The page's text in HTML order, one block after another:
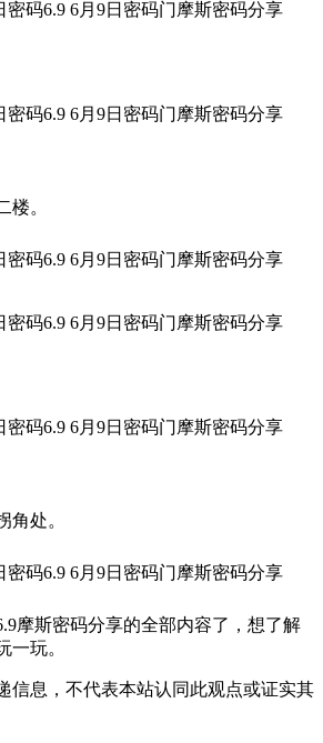
楼。
角处。
摩斯密码分享的全部内容了，想了解
一玩。
信息，不代表本站认同此观点或证实其